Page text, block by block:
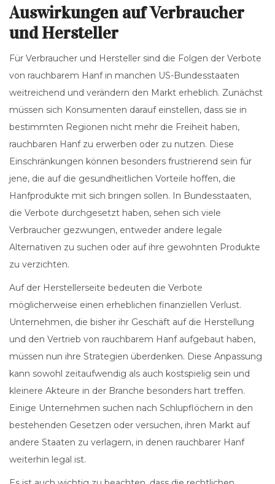
Auswirkungen auf Verbraucher
und Hersteller
Für Verbraucher und Hersteller sind die Folgen der Verbote
von rauchbarem Hanf in manchen US-Bundesstaaten
weitreichend und verändern den Markt erheblich. Zunächst
müssen sich Konsumenten darauf einstellen, dass sie in
bestimmten Regionen nicht mehr die Freiheit haben,
rauchbaren Hanf zu erwerben oder zu nutzen. Diese
Einschränkungen können besonders frustrierend sein für
jene, die auf die gesundheitlichen Vorteile hoffen, die
Hanfprodukte mit sich bringen sollen. In Bundesstaaten,
die Verbote durchgesetzt haben, sehen sich viele
Verbraucher gezwungen, entweder andere legale
Alternativen zu suchen oder auf ihre gewohnten Produkte
zu verzichten.
Auf der Herstellerseite bedeuten die Verbote
möglicherweise einen erheblichen finanziellen Verlust.
Unternehmen, die bisher ihr Geschäft auf die Herstellung
und den Vertrieb von rauchbarem Hanf aufgebaut haben,
müssen nun ihre Strategien überdenken. Diese Anpassung
kann sowohl zeitaufwendig als auch kostspielig sein und
kleinere Akteure in der Branche besonders hart treffen.
Einige Unternehmen suchen nach Schlupflöchern in den
bestehenden Gesetzen oder versuchen, ihren Markt auf
andere Staaten zu verlagern, in denen rauchbarer Hanf
weiterhin legal ist.